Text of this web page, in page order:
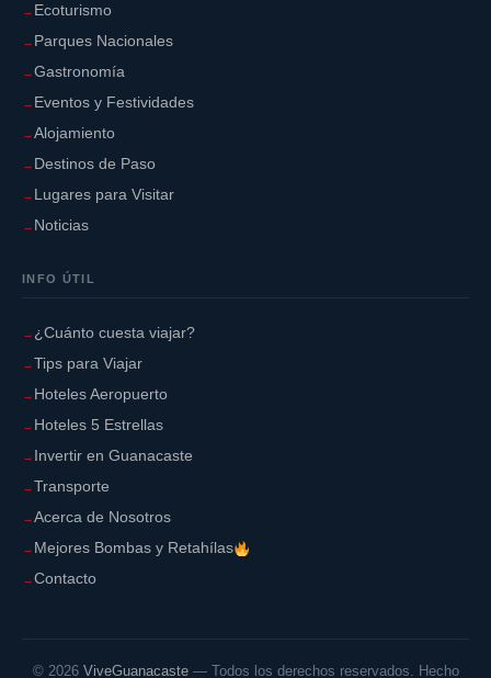
Ecoturismo
Parques Nacionales
Gastronomía
Eventos y Festividades
Alojamiento
Destinos de Paso
Lugares para Visitar
Noticias
INFO ÚTIL
¿Cuánto cuesta viajar?
Tips para Viajar
Hoteles Aeropuerto
Hoteles 5 Estrellas
Invertir en Guanacaste
Transporte
Acerca de Nosotros
Mejores Bombas y Retahílas
Contacto
© 2026 ViveGuanacaste— Todos los derechos reservados. Hecho